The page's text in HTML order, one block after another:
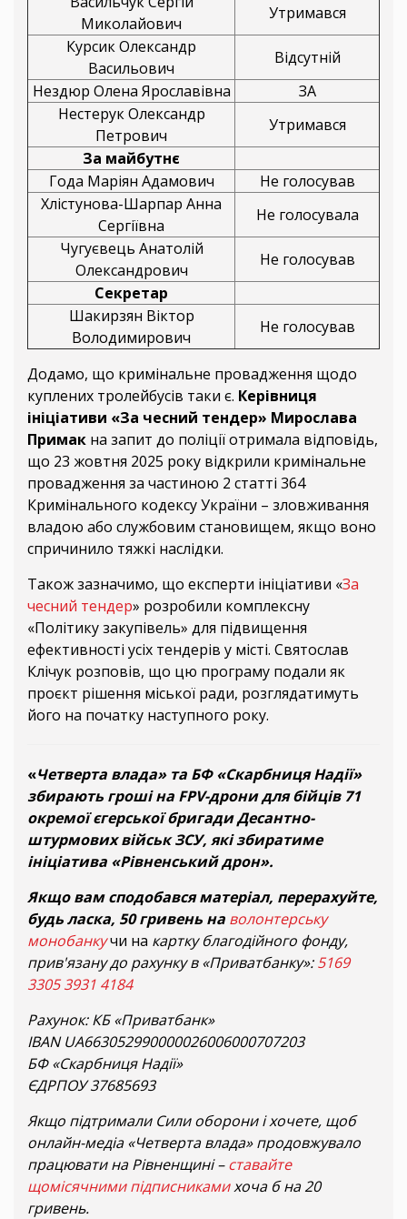
Миколайович
Утримався
Курсик Олександр
Васильович
Відсутній
Нездюр Олена Ярославівна
ЗА
Нестерук Олександр
Петрович
Утримався
За майбутнє
Года Маріян Адамович
Не голосував
Хлістунова-Шарпар Анна
Сергіївна
Не голосувала
Чугуєвець Анатолій
Олександрович
Не голосував
Секретар
Шакирзян Віктор
Володимирович
Не голосував
Додамо, що кримінальне провадження щодо
куплених тролейбусів таки є. Керівниця
ініціативи «За чесний тендер» Мирослава
Примак на запит до поліції отримала відповідь,
що 23 жовтня 2025 року відкрили кримінальне
провадження за частиною 2 статті 364
Кримінального кодексу України – зловживання
владою або службовим становищем, якщо воно
спричинило тяжкі наслідки.
Також зазначимо, що експерти ініціативи «За
чесний тендер» розробили комплексну
«Політику закупівель» для підвищення
ефективності усіх тендерів у місті. Святослав
Клічук розповів, що цю програму подали як
проєкт рішення міської ради, розглядатимуть
його на початку наступного року.
«Четверта влада» та БФ «Скарбниця Надії»
збирають гроші на FPV-дрони для бійців 71
окремої єгерської бригади Десантно-
штурмових військ ЗСУ, які збиратиме
ініціатива «Рівненський дрон».
Якщо вам сподобався матеріал, перерахуйте,
будь ласка, 50 гривень на волонтерську
монобанкучи на картку благодійного фонду,
прив'язану до рахунку в «Приватбанку»:5169
3305 3931 4184
Рахунок: КБ «Приватбанк»
IBAN UA663052990000026006000707203
БФ «Скарбниця Надії»
ЄДРПОУ 37685693
Якщо підтримали Сили оборони і хочете, щоб
онлайн-медіа «Четверта влада» продовжувало
працювати на Рівненщині –ставайте
щомісячними підписникамихоча б на 20
гривень.